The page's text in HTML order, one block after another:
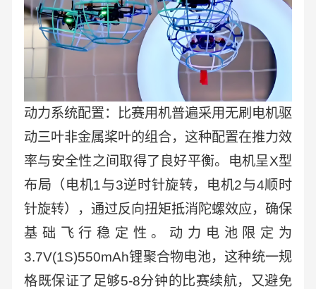
动力系统配置：比赛用机普遍采用无刷电机驱
动三叶非金属桨叶的组合，这种配置在推力效
率与安全性之间取得了良好平衡。电机呈X型
布局（电机1与3逆时针旋转，电机2与4顺时
针旋转），通过反向扭矩抵消陀螺效应，确保
基础飞行稳定性。动力电池限定为
3.7V(1S)550mAh锂聚合物电池，这种统一规
格既保证了足够5-8分钟的比赛续航，又避免